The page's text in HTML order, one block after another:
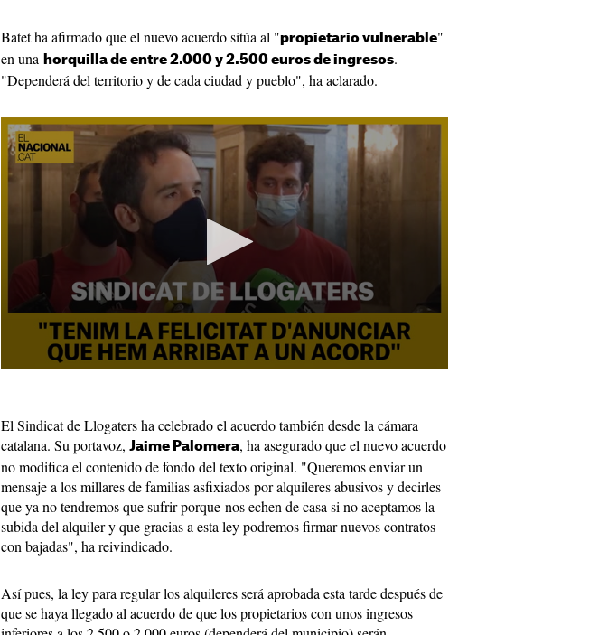
Batet ha afirmado que el nuevo acuerdo sitúa al "propietario vulnerable"
en una horquilla de entre 2.000 y 2.500 euros de ingresos.
"Dependerá del territorio y de cada ciudad y pueblo", ha aclarado.
El Sindicat de Llogaters ha celebrado el acuerdo también desde la cámara
catalana. Su portavoz, Jaime Palomera, ha asegurado que el nuevo acuerdo
no modifica el contenido de fondo del texto original. "Queremos enviar un
mensaje a los millares de familias asfixiados por alquileres abusivos y decirles
que ya no tendremos que sufrir porque nos echen de casa si no aceptamos la
subida del alquiler y que gracias a esta ley podremos firmar nuevos contratos
con bajadas", ha reivindicado.
Así pues, la ley para regular los alquileres será aprobada esta tarde después de
que se haya llegado al acuerdo de que los propietarios con unos ingresos